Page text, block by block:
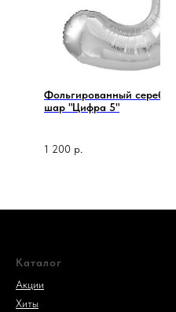
Фольгированный
шар "Цифра 5"
1 200 р.
Каталог
Акции
Хиты